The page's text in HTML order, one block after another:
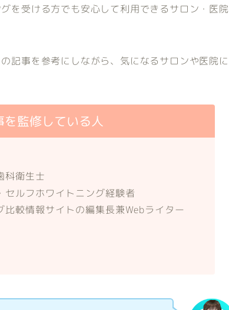
を受ける方でも安心して利用できるサロン・医院
記事を参考にしながら、気になるサロンや医院に
を監修している人
科衛生士
セルフホワイトニング経験者
較情報サイトの編集長兼Webライター